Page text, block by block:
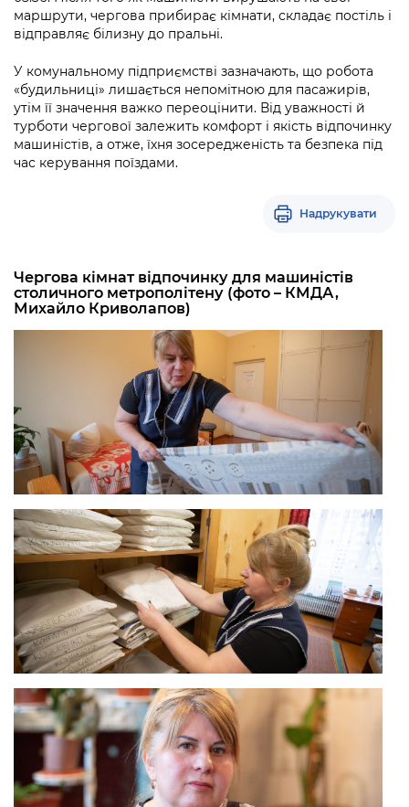
маршрути, чергова прибирає кімнати, складає постіль і
відправляє білизну до пральні.
У комунальному підприємстві зазначають, що робота
«будильниці» лишається непомітною для пасажирів,
утім її значення важко переоцінити. Від уважності й
турботи чергової залежить комфорт і якість відпочинку
машиністів, а отже, їхня зосередженість та безпека під
час керування поїздами.
Надрукувати
Чергова кімнат відпочинку для машиністів
столичного метрополітену (фото – КМДА,
Михайло Криволапов)